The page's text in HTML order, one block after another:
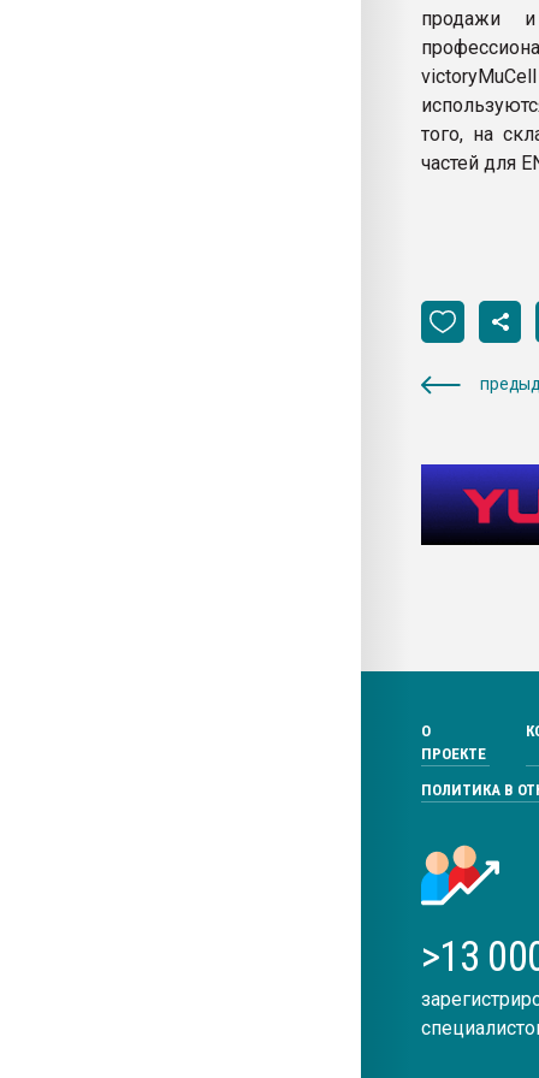
продажи и
того, на
частей для
О
ПРОЕКТЕ
ПОЛИТИКА В
>13